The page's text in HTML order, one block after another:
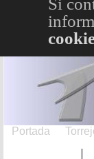
Si
Portada